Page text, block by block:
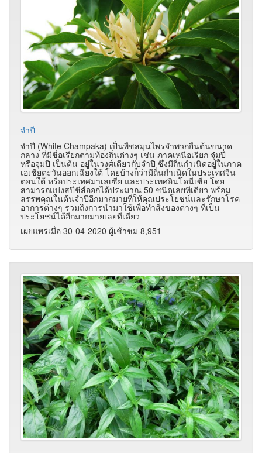
จำปี
จำปี (White Champaka) เป็นพืชสมุนไพรจำพวกยืนต้นขนาด
กลาง ที่มีชื่อเรียกตามท้องถิ่นต่างๆ เช่น ภาคเหนือเรียก จุ๋มปี๋
หรือจุมปี เป็นต้น อยู่ในวงศ์เดียวกับจำปี ซึ่งมีถิ่นกำเนิดอยู่ในภาค
เอเชียตะวันออกเฉียงใต้ โดยบ้างก็ว่ามีถิ่นกำเนิดในประเทศจีน
ตอนใต้ หรือประเทศมาเลเซีย และประเทศอินโดนีเซีย โดย
สามารถแบ่งสปีชีส์ออกได้ประมาณ 50 ชนิดเลยทีเดียว พร้อม
สรรพคุณในต้นจำปีอีกมากมายที่ให้คุณประโยชน์และรักษาโรค
อาการต่างๆ รวมถึงการนำมาใช้เพื่อทำสิ่งของต่างๆ ที่เป็น
ประโยชน์ได้อีกมากมายเลยทีเดียว
เผยแพร่เมื่อ 30-04-2020 ผู้เช้าชม 8,951